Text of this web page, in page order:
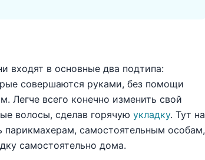
входят в основные два подтипа:
совершаются руками, без помощи
Легче всего конечно изменить свой
волосы, сделав горячую укладку. Тут на
самостоятельным особам,
самостоятельно дома.